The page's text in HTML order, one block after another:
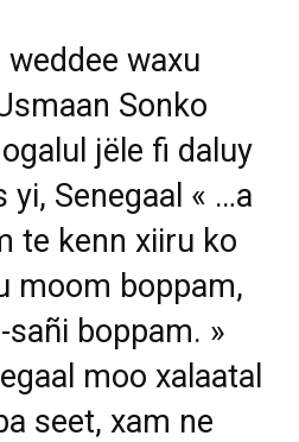
waxu
Sonko
jële fi daluy
yi, Senegaal « …a
te kenn xiiru ko
moom boppam,
boppam. »
moo xalaatal
seet, xam ne